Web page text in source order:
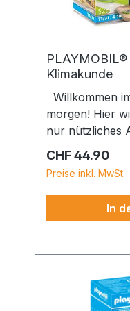
Verkleiden für
Klimakunde
morgen! Hier
nur nützliches
Umweltschutz
Wie lese ich ein
geht richtige
nicht nur
praktisch mit
spielerisch zu
Regulärer Preis:
CHF 44.90
Preise inkl. MwSt.
In